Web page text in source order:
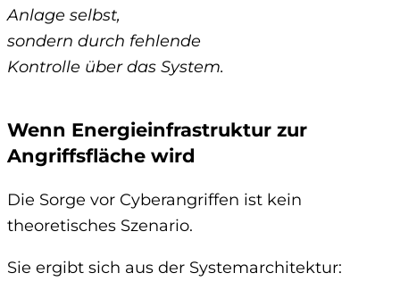
Anlage selbst,
sondern durch fehlende
Kontrolle über das System.
Wenn Energieinfrastruktur zur
Angriffsfläche wird
Die Sorge vor Cyberangriffen ist kein
theoretisches Szenario.
Sie ergibt sich aus der Systemarchitektur: